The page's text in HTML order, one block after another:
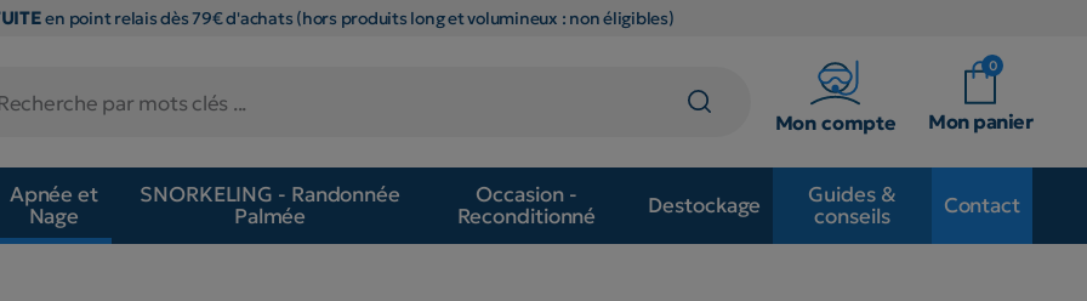
en point relais dès 79€ d'achats (hors produits long et volumineux : non éligibles)
Mon compte
0
Mon panier
Apnée et
Nage
SNORKELING - Randonnée
Palmée
Occasion -
Reconditionné
Destockage
Guides &
conseils
Contact